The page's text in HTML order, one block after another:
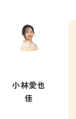
小林愛也
佳